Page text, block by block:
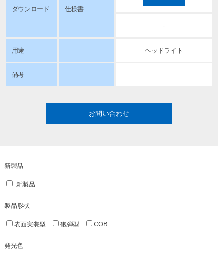
ダウンロード 仕様書
-
用途 ヘッドライト
備考
お問い合わせ
新製品
新製品
製品形状
表面実装型 砲弾型 COB
発光色